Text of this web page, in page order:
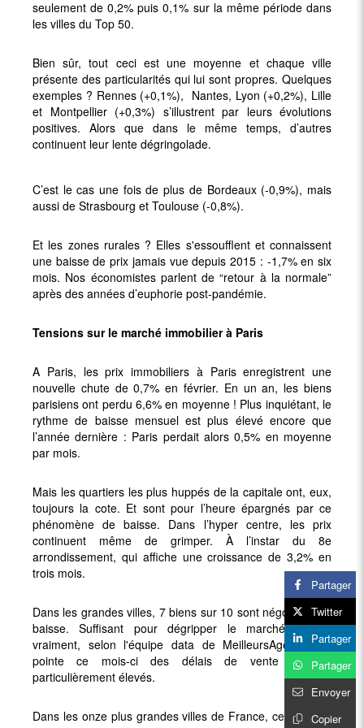
seulement de 0,2% puis 0,1% sur la même période dans
les villes du Top 50.
Bien sûr, tout ceci est une moyenne et chaque ville
présente des particularités qui lui sont propres. Quelques
exemples ? Rennes (+0,1%), Nantes, Lyon (+0,2%), Lille
et Montpellier (+0,3%) s’illustrent par leurs évolutions
positives. Alors que dans le même temps, d’autres
continuent leur lente dégringolade.
C’est le cas une fois de plus de Bordeaux (-0,9%), mais
aussi de Strasbourg et Toulouse (-0,8%).
Et les zones rurales ? Elles s'essoufflent et connaissent
une baisse de prix jamais vue depuis 2015 : -1,7% en six
mois. Nos économistes parlent de “retour à la normale”
après des années d’euphorie post-pandémie.
Tensions sur le marché immobilier à Paris
A Paris, les prix immobiliers à Paris enregistrent une
nouvelle chute de 0,7% en février. En un an, les biens
parisiens ont perdu 6,6% en moyenne ! Plus inquiétant, le
rythme de baisse mensuel est plus élevé encore que
l’année dernière : Paris perdait alors 0,5% en moyenne
par mois.
Mais les quartiers les plus huppés de la capitale ont, eux,
toujours la cote. Et sont pour l’heure épargnés par ce
phénomène de baisse. Dans l’hyper centre, les prix
continuent même de grimper. À l’instar du 8e
arrondissement, qui affiche une croissance de 3,2% en
trois mois.
Dans les grandes villes, 7 biens sur 10 sont négociés à la
baisse. Suffisant pour dégripper le marché ? Pas
vraiment, selon l'équipe data de MeilleursAgents, qui
pointe ce mois-ci des délais de vente moyens
particulièrement élevés.
Dans les onze plus grandes villes de France, cette durée
Partager
Twitter
Partager
Partager
Envoyer
Copier